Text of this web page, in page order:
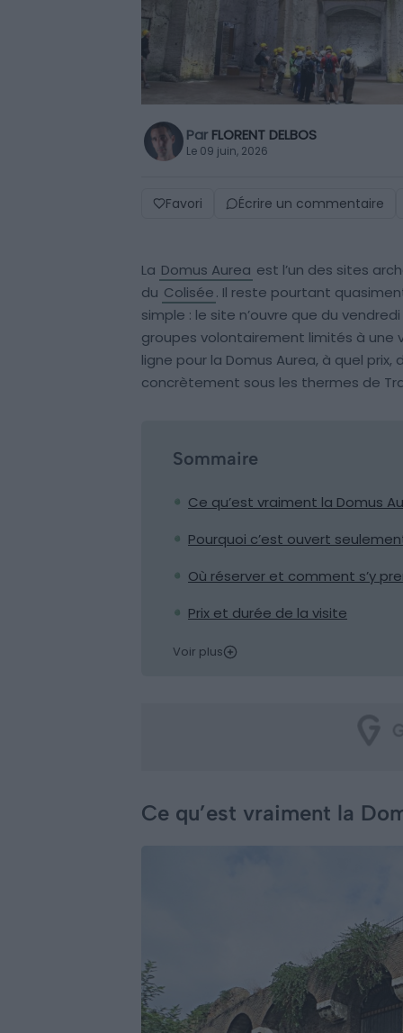
Par FLORENT DELBOS
Le 09 juin, 2026
Favori Écrire un commentaire
La Domus Aurea est l’un des sites
du Colisée. Il reste pourtant
simple : le site n’ouvre que du
groupes volontairement limités à une
ligne pour la Domus Aurea, à quel
concrètement sous les thermes de
Sommaire
Ce qu’est vraiment la Domus
Pourquoi c’est ouvert
Où réserver et comment s’y
Prix et durée de la visite
Voir plus
Ce qu’est vraiment la